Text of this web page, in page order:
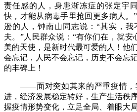
责任感的人，身患渐冻症的张定宇
快，才能从病毒手里抢回更多病人。
逊的人，钟南山同志说：“其实，我
夫。”人民群众说：“有你们在，就安
美的天使，是新时代最可爱的人！他
会忘记，人民不会忘记，历史不会忘
的丰碑上！
——面对突如其来的严重疫情，
进，经济发展稳定转好，生产生活秩
握疫情形势变化，立足全局、着眼大